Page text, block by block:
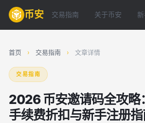
币安 交易指南 关于币安
首页 › 交易指南 › 文章详情
交易指南
2026 币安邀请码全攻略
手续费折扣与新手注册